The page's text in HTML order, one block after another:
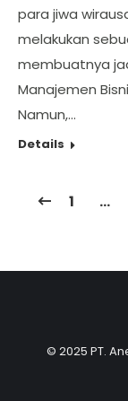
para jiwa
melakukan
membuatnya
Manajemen
Namun,…
Details
1 …
© 2025 PT.